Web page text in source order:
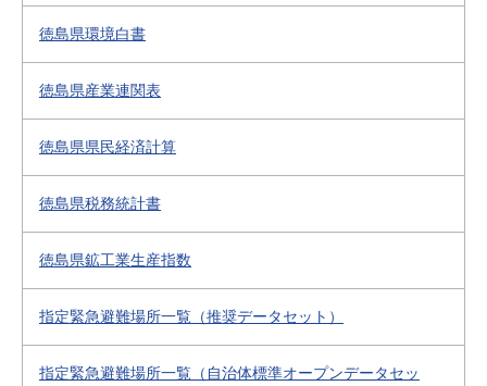
徳島県環境白書
徳島県産業連関表
徳島県県民経済計算
徳島県税務統計書
徳島県鉱工業生産指数
指定緊急避難場所一覧（推奨データセット）
指定緊急避難場所一覧（自治体標準オープンデータセッ